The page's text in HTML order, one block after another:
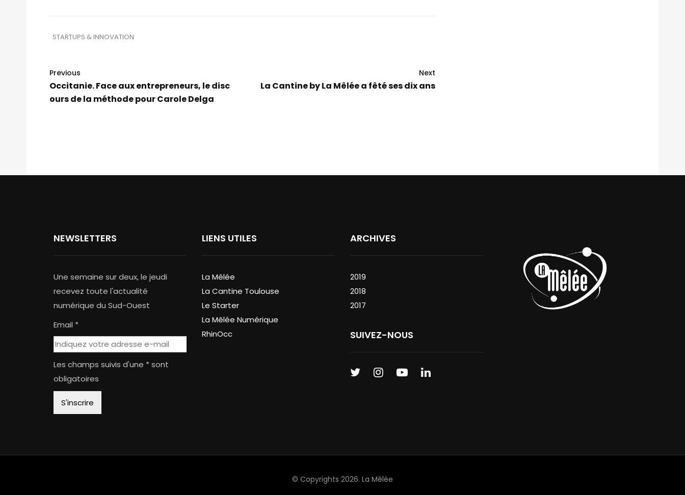
STARTUPS & INNOVATION
Previous
Occitanie. Face aux entrepreneurs, le disc
ours de la méthode pour Carole Delga
Next
La Cantine by La Mêlée a fêté ses dix ans
NEWSLETTERS
Une semaine sur deux, le jeudi
recevez toute l'actualité
numérique du Sud-Ouest
Email *
Les champs suivis d'une * sont
obligatoires
LIENS UTILES
La Mêlée
La Cantine Toulouse
Le Starter
La Mêlée Numérique
RhinOcc
ARCHIVES
2019
2018
2017
SUIVEZ-NOUS
© Copyrights 2026. La Mêlée